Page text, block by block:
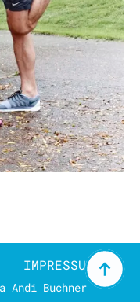
Andi Buchner
IMPRESSUM